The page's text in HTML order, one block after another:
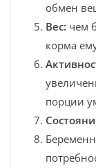
обмен
Вес: чем
корма
порции